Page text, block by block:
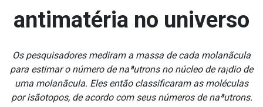
antimatéria no universo
Os pesquisadores mediram a massa de cada molanãcula
para estimar o número de naªutrons no núcleo de ra¡dio de
uma molanãcula. Eles então classificaram as moléculas
por isãotopos, de acordo com seus números de naªutrons.